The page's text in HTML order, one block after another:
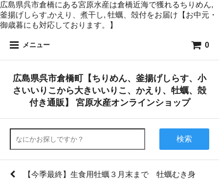
広島県呉市倉橋にある宮原水産は倉橋近海で獲れるちりめん,
釜揚げしらす,かえり、煮干し, 牡蠣、殻付をお届け【お中元・
御歳暮にも対応しております。】
メニュー 0
広島県呉市倉橋町【ちりめん、釜揚げしらす、小
さいいりこから大きいいりこ、かえり、牡蠣、殻
付き通販】 宮原水産オンラインショップ
検索
【今季最終】生食用牡蠣３月末まで 牡蠣むき身